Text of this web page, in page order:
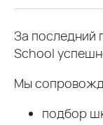
За последний
School
Мы
подбор